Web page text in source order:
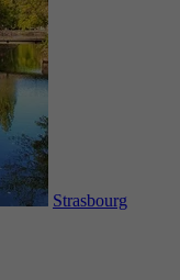
Strasbourg